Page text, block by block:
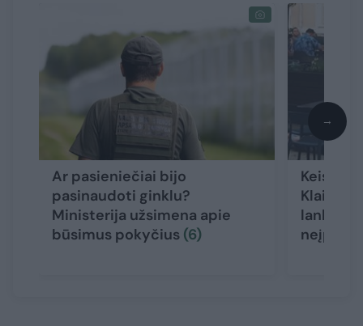
Ar pasieniečiai bijo
pasinaudoti ginklu?
Ministerija užsimena apie
būsimus pokyčius (6)
Keistas
→